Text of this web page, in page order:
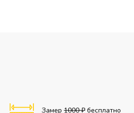
Замер 1000 ₽ бесплатно